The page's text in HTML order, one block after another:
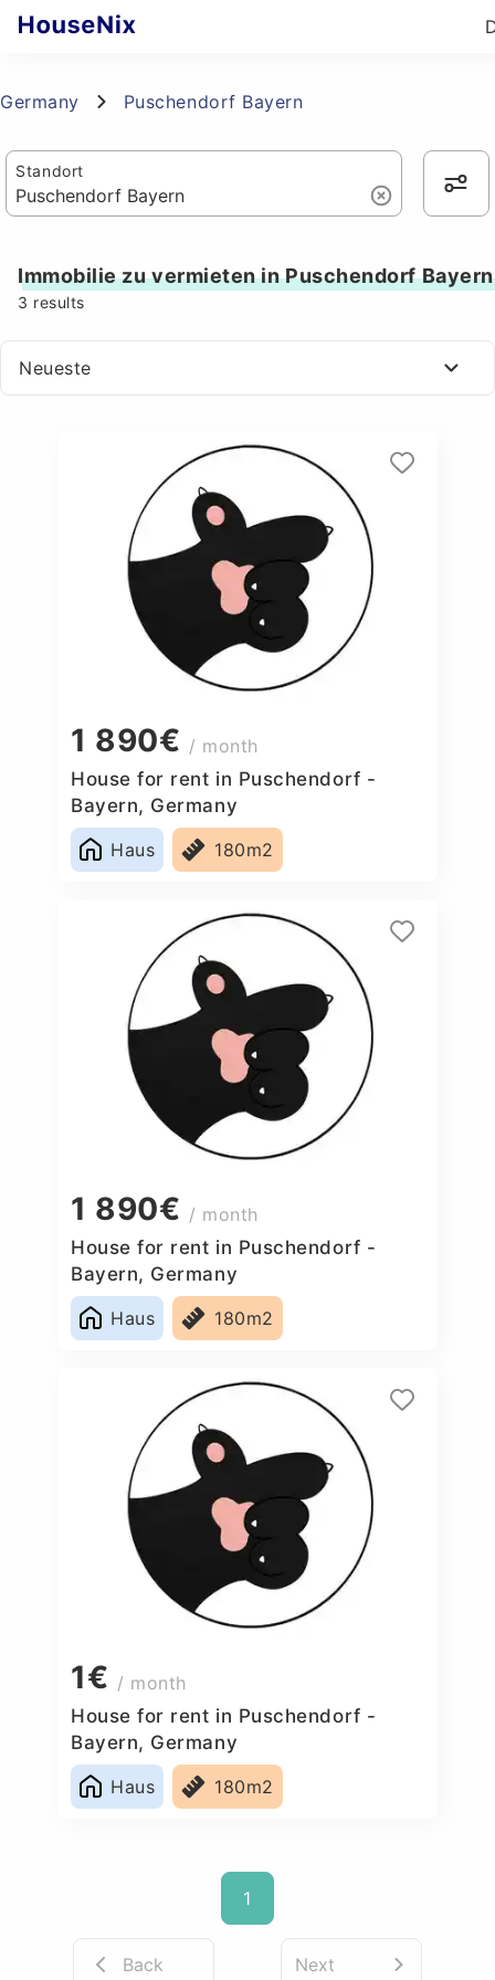
Germany Puschendorf Bayern
Standort
Immobilie zu vermieten in Puschendorf Bayern
3 results
Neueste
1 890€ / month
House for rent in Puschendorf -
Bayern, Germany
Haus
180m2
1 890€ / month
House for rent in Puschendorf -
Bayern, Germany
Haus
180m2
1€ / month
House for rent in Puschendorf -
Bayern, Germany
Haus
180m2
1
Back Next